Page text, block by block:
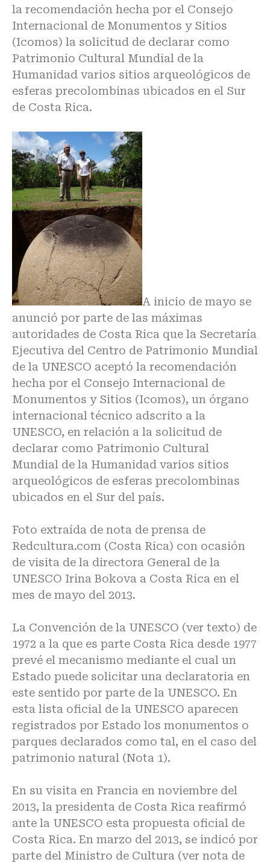
la recomendación hecha por el Consejo
Internacional de Monumentos y Sitios
(Icomos) la solicitud de declarar como
Patrimonio Cultural Mundial de la
Humanidad varios sitios arqueológicos de
esferas precolombinas ubicados en el Sur
de Costa Rica.
A inicio de mayo se
anunció por parte de las máximas
autoridades de Costa Rica que la Secretaría
Ejecutiva del Centro de Patrimonio Mundial
de la UNESCO aceptó la recomendación
hecha por el Consejo Internacional de
Monumentos y Sitios (Icomos), un órgano
internacional técnico adscrito a la
UNESCO, en relación a la solicitud de
declarar como Patrimonio Cultural
Mundial de la Humanidad varios sitios
arqueológicos de esferas precolombinas
ubicados en el Sur del país.
Foto extraída de nota de prensa de
Redcultura.com (Costa Rica) con ocasión
de visita de la directora General de la
UNESCO Irina Bokova a Costa Rica en el
mes de mayo del 2013.
La Convención de la UNESCO (ver texto) de
1972 a la que es parte Costa Rica desde 1977
prevé el mecanismo mediante el cual un
Estado puede solicitar una declaratoria en
este sentido por parte de la UNESCO. En
esta lista oficial de la UNESCO aparecen
registrados por Estado los monumentos o
parques declarados como tal, en el caso del
patrimonio natural (Nota 1).
En su visita en Francia en noviembre del
2013, la presidenta de Costa Rica reafirmó
ante la UNESCO esta propuesta oficial de
Costa Rica. En marzo del 2013, se indicó por
parte del Ministro de Cultura (ver nota de